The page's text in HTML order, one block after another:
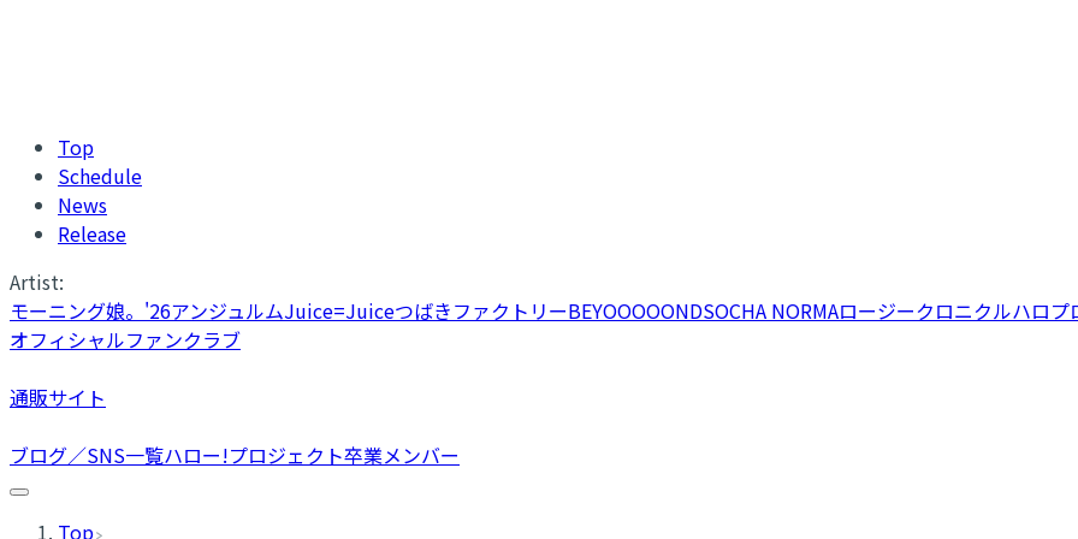
Top
Schedule
News
Release
Artist:
モーニング娘。'26アンジュルムJuice=JuiceつばきファクトリーBEYOOOOONDSOCHA NORMAロージークロニクルハロプ
オフィシャルファンクラブ
通販サイト
ブログ／SNS一覧ハロー!プロジェクト卒業メンバー
Top